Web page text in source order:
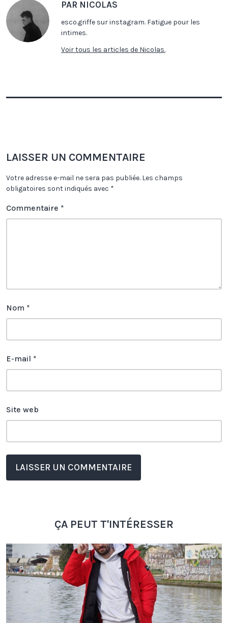
PAR NICOLAS
esco.griffe sur instagram. Fatigue pour les
intimes.
Voir tous les articles de Nicolas.
LAISSER UN COMMENTAIRE
Votre adresse e-mail ne sera pas publiée. Les champs
obligatoires sont indiqués avec *
Commentaire *
Nom *
E-mail *
Site web
ÇA PEUT T'INTÉRESSER